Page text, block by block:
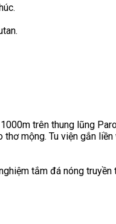
trên thung lũng
mộng. Tu viện gắn
tắm đá nóng